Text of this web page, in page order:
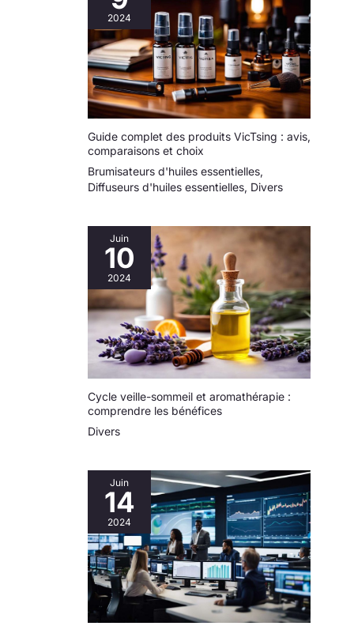
2024
Guide complet des produits VicTsing : avis,
comparaisons et choix
Brumisateurs d'huiles essentielles,
Diffuseurs d'huiles essentielles, Divers
Juin
10
2024
Cycle veille-sommeil et aromathérapie :
comprendre les bénéfices
Divers
Juin
14
2024